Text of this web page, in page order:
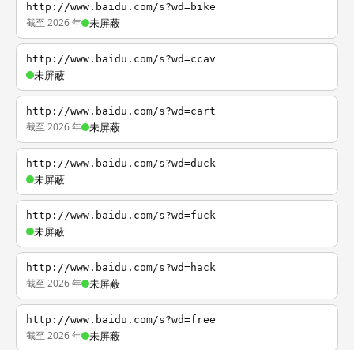
http://www.baidu.com/s?wd=bike
截至 2026 年 未屏蔽
http://www.baidu.com/s?wd=ccav
未屏蔽
http://www.baidu.com/s?wd=cart
截至 2026 年 未屏蔽
http://www.baidu.com/s?wd=duck
未屏蔽
http://www.baidu.com/s?wd=fuck
未屏蔽
http://www.baidu.com/s?wd=hack
截至 2026 年 未屏蔽
http://www.baidu.com/s?wd=free
截至 2026 年 未屏蔽